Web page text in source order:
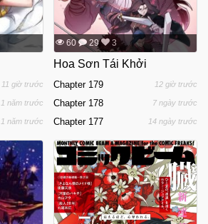
11 giờ trước
1 năm trước
1 năm trước
60 29 3
Hoa Sơn Tái Khởi
Chapter 179 12 giờ trước
Chapter 178 7 ngày trước
Chapter 177 14 ngày trước